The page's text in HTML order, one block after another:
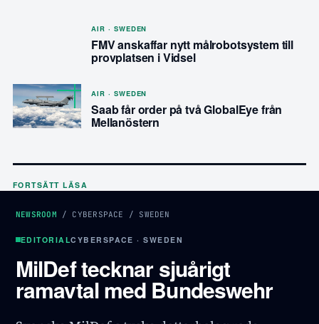
AIR · SWEDEN
FMV anskaffar nytt målrobotsystem till
provplatsen i Vidsel
AIR · SWEDEN
Saab får order på två GlobalEye från
Mellanöstern
FORTSÄTT LÄSA
NEWSROOM / CYBERSPACE / SWEDEN
EDITORIALCYBERSPACE · SWEDEN
MilDef tecknar sjuårigt
ramavtal med Bundeswehr